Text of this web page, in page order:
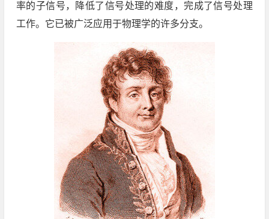
率的子信号，降低了信号处理的难度，完成了信号处理
工作。它已被广泛应用于物理学的许多分支。